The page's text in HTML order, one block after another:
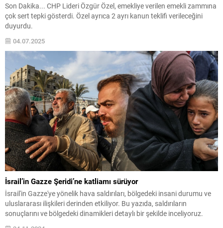
Son Dakika... CHP Lideri Özgür Özel, emekliye verilen emekli zammına
çok sert tepki gösterdi. Özel ayrıca 2 ayrı kanun teklifi verileceğini
duyurdu.
04.07.2025
İsrail’in Gazze Şeridi’ne katliamı sürüyor
İsrail'in Gazze'ye yönelik hava saldırıları, bölgedeki insani durumu ve
uluslararası ilişkileri derinden etkiliyor. Bu yazıda, saldırıların
sonuçlarını ve bölgedeki dinamikleri detaylı bir şekilde inceliyoruz.